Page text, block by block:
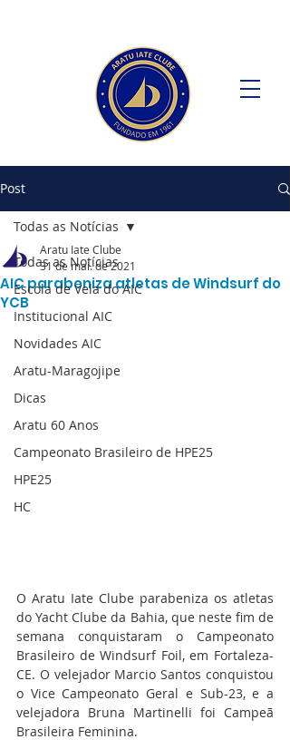
Post
Todas as Notícias
Escola de Vela do AIC
Institucional AIC
Novidades AIC
Aratu-Maragojipe
Dicas
Aratu 60 Anos
Campeonato Brasileiro de HPE25
HPE25
HC
Todas as Notícias
AIC parabeniza atletas de Windsurf do
YCB
Aratu Iate Clube
31 de mai. de 2021
O Aratu Iate Clube parabeniza os atletas
do Yacht Clube da Bahia, que neste fim de
semana conquistaram o Campeonato
Brasileiro de Windsurf Foil, em Fortaleza-
CE. O velejador Marcio Santos conquistou
o Vice Campeonato Geral e Sub-23, e a
velejadora Bruna Martinelli foi Campeã
Brasileira Feminina.